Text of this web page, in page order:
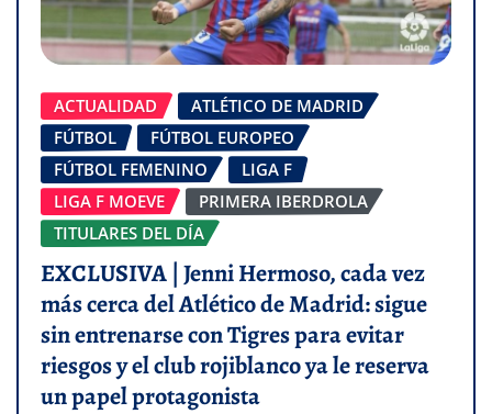
ACTUALIDAD
ATLÉTICO DE MADRID
FÚTBOL
FÚTBOL EUROPEO
FÚTBOL FEMENINO
LIGA F
LIGA F MOEVE
PRIMERA IBERDROLA
TITULARES DEL DÍA
EXCLUSIVA | Jenni Hermoso, cada vez
más cerca del Atlético de Madrid: sigue
sin entrenarse con Tigres para evitar
riesgos y el club rojiblanco ya le reserva
un papel protagonista